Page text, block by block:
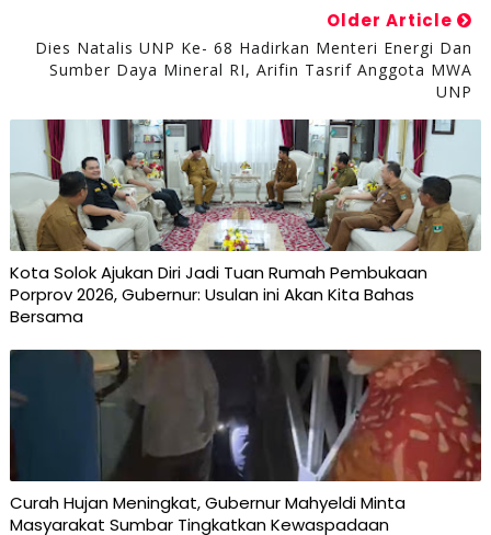
Older Article
Dies Natalis UNP Ke- 68 Hadirkan Menteri Energi Dan
Sumber Daya Mineral RI, Arifin Tasrif Anggota MWA
UNP
Kota Solok Ajukan Diri Jadi Tuan Rumah Pembukaan
Porprov 2026, Gubernur: Usulan ini Akan Kita Bahas
Bersama
Curah Hujan Meningkat, Gubernur Mahyeldi Minta
Masyarakat Sumbar Tingkatkan Kewaspadaan